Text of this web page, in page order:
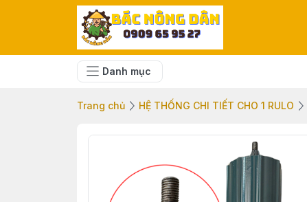
Danh mục
Trang chủ HỆ THỐNG CHI TIẾT CHO 1 RULO